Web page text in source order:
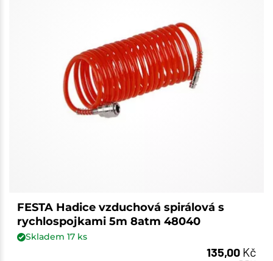
FESTA Hadice vzduchová spirálová s
rychlospojkami 5m 8atm 48040
Skladem 17ks
135,00 Kč